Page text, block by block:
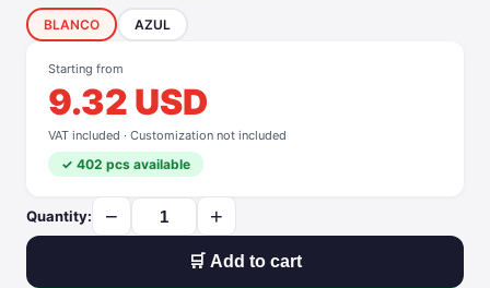
BLANCO AZUL
Starting from
9.32 USD
VAT included · Customization not included
✓ 402 pcs available
Quantity: − +
🛒 Add to cart